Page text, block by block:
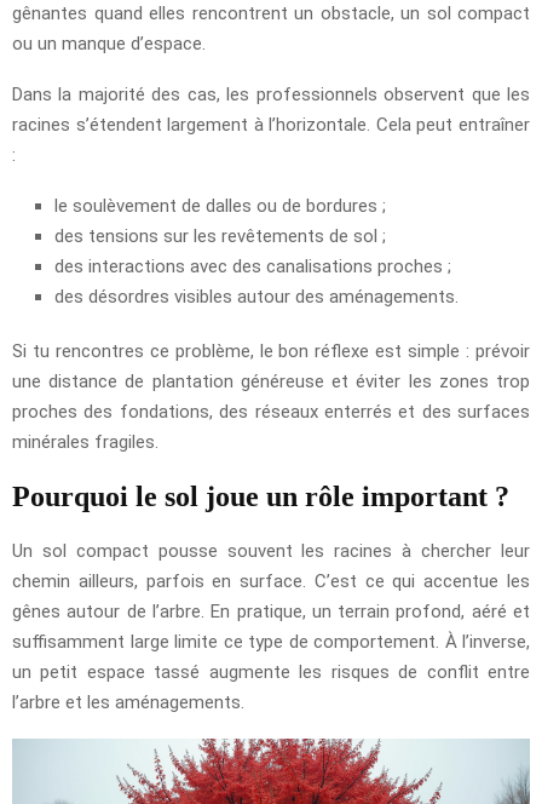
gênantes quand elles rencontrent un obstacle, un sol compact
ou un manque d’espace.
Dans la majorité des cas, les professionnels observent que les
racines s’étendent largement à l’horizontale. Cela peut entraîner
:
le soulèvement de dalles ou de bordures ;
des tensions sur les revêtements de sol ;
des interactions avec des canalisations proches ;
des désordres visibles autour des aménagements.
Si tu rencontres ce problème, le bon réflexe est simple : prévoir
une distance de plantation généreuse et éviter les zones trop
proches des fondations, des réseaux enterrés et des surfaces
minérales fragiles.
Pourquoi le sol joue un rôle important ?
Un sol compact pousse souvent les racines à chercher leur
chemin ailleurs, parfois en surface. C’est ce qui accentue les
gênes autour de l’arbre. En pratique, un terrain profond, aéré et
suffisamment large limite ce type de comportement. À l’inverse,
un petit espace tassé augmente les risques de conflit entre
l’arbre et les aménagements.